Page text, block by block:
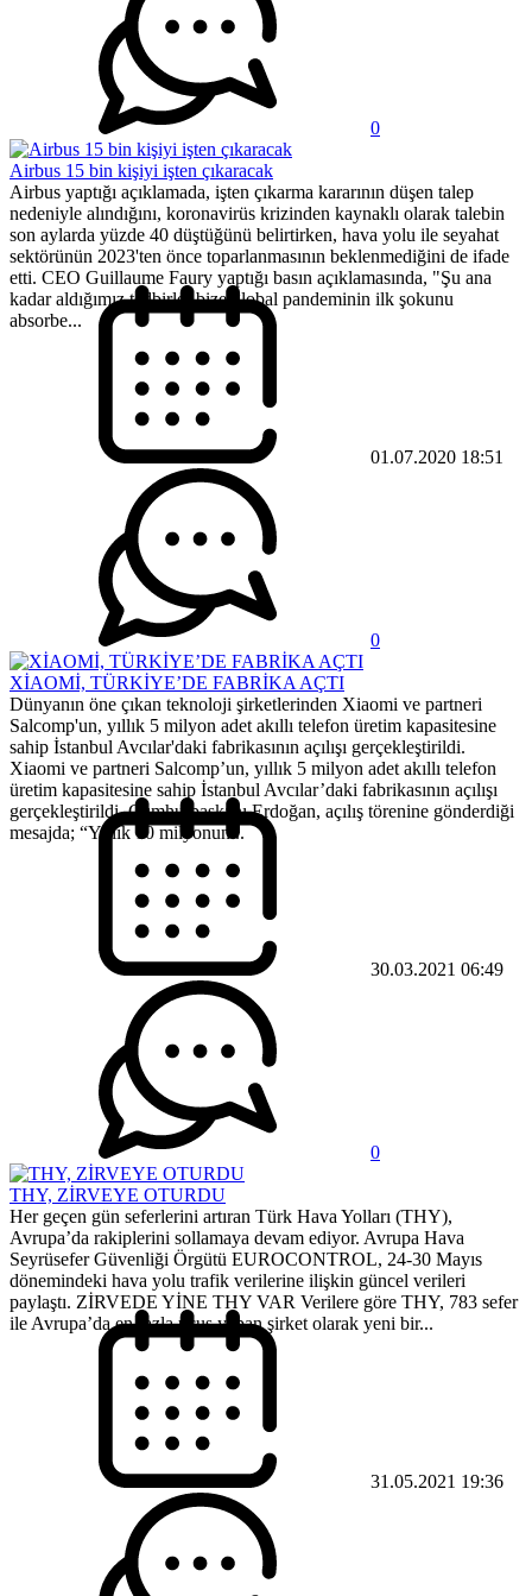
0
Airbus 15 bin kişiyi işten çıkaracak
Airbus yaptığı açıklamada, işten çıkarma kararının düşen talep
nedeniyle alındığını, koronavirüs krizinden kaynaklı olarak talebin
son aylarda yüzde 40 düştüğünü belirtirken, hava yolu ile seyahat
sektörünün 2023'ten önce toparlanmasının beklenmediğini de ifade
etti. CEO Guillaume Faury yaptığı basın açıklamasında, "Şu ana
kadar aldığımız tedbirler bize global pandeminin ilk şokunu
absorbe...
01.07.2020 18:51
0
XİAOMİ, TÜRKİYE’DE FABRİKA AÇTI
Dünyanın öne çıkan teknoloji şirketlerinden Xiaomi ve partneri
Salcomp'un, yıllık 5 milyon adet akıllı telefon üretim kapasitesine
sahip İstanbul Avcılar'daki fabrikasının açılışı gerçekleştirildi.
Xiaomi ve partneri Salcomp’un, yıllık 5 milyon adet akıllı telefon
üretim kapasitesine sahip İstanbul Avcılar’daki fabrikasının açılışı
gerçekleştirildi. Cumhurbaşkanı Erdoğan, açılış törenine gönderdiği
mesajda; “Yıllık 10 milyonun...
30.03.2021 06:49
0
THY, ZİRVEYE OTURDU
Her geçen gün seferlerini artıran Türk Hava Yolları (THY),
Avrupa’da rakiplerini sollamaya devam ediyor. Avrupa Hava
Seyrüsefer Güvenliği Örgütü EUROCONTROL, 24-30 Mayıs
dönemindeki hava yolu trafik verilerine ilişkin güncel verileri
paylaştı. ZİRVEDE YİNE THY VAR Verilere göre THY, 783 sefer
ile Avrupa’da en fazla uçuş yapan şirket olarak yeni bir...
31.05.2021 19:36